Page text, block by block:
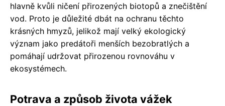
hlavně kvůli ničení přirozených biotopů a znečištění
vod. Proto je důležité dbát na ochranu těchto
krásných hmyzů, jelikož mají velký ekologický
význam jako predátoři menších bezobratlých a
pomáhají udržovat přirozenou rovnováhu v
ekosystémech.
Potrava a způsob života vážek